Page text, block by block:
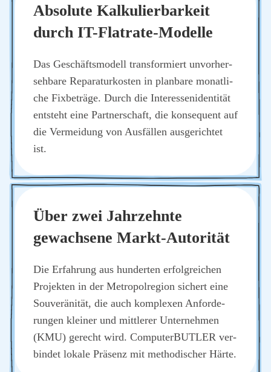
Abso­lu­te Kal­ku­lier­bar­keit
durch IT-Flat­rate-Model­le
Das Geschäfts­mo­dell trans­for­miert unvor­her­
seh­ba­re Repa­ra­tur­kos­ten in plan­ba­re monat­li­
che Fix­be­trä­ge. Durch die Inter­es­sen­iden­ti­tät
ent­steht eine Part­ner­schaft, die kon­se­quent auf
die Ver­mei­dung von Aus­fäl­len aus­ge­rich­tet
ist.
Über zwei Jahr­zehn­te
gewach­se­ne Markt-Auto­ri­tät
Die Erfah­rung aus hun­der­ten erfolg­rei­chen
Pro­jek­ten in der Metro­pol­re­gi­on sichert eine
Sou­ve­rä­ni­tät, die auch kom­ple­xen Anfor­de­
run­gen klei­ner und mitt­le­rer Unter­neh­men
(KMU) gerecht wird. Com­pu­ter­BUT­LER ver­
bin­det loka­le Prä­senz mit metho­di­scher Här­te.